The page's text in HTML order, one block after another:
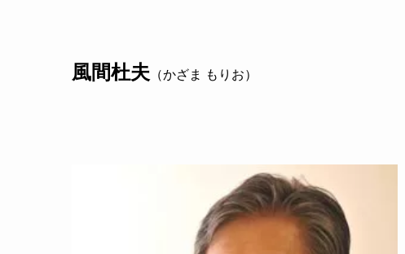
風間杜夫 （かざま もりお）